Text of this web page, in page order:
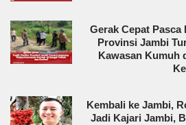
Gerak Cepat
Provinsi Jambi
Kawasan Kumuh
Kembali ke Jambi,
Jadi Kajari Jambi,